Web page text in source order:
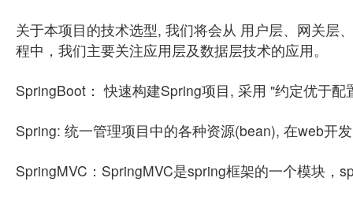
关于本项目的技术选型, 我们将会从 用户层、网关层
程中，我们主要关注应用层及数据层技术的应用。
SpringBoot： 快速构建Spring项目, 采用 "约定优于
Spring: 统一管理项目中的各种资源(bean), 在web开
SpringMVC：SpringMVC是spring框架的一个模块，